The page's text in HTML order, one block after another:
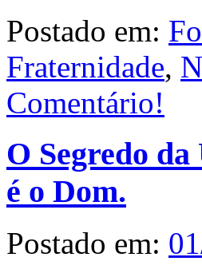
Postado em:
Fraternidade,
Comentário!
O Segredo
é o Dom.
Postado em: